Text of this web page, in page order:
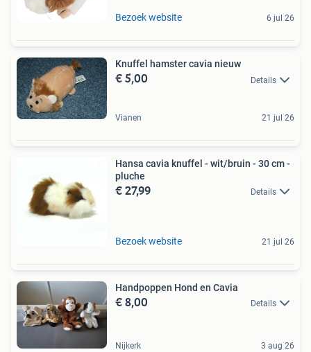
Bezoek website 6 jul 26
Knuffel hamster cavia nieuw
€ 5,00 Details
Vianen 21 jul 26
Hansa cavia knuffel - wit/bruin - 30 cm -
pluche
€ 27,99 Details
Bezoek website 21 jul 26
Handpoppen Hond en Cavia
€ 8,00 Details
Nijkerk 3 aug 26